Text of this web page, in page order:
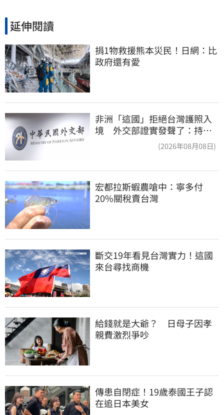
延伸閱讀
捐1物救援熊本災民！日網：比
政府還有愛
非洲「這國」拒絕台灣護照入
境 外交部證實發聲了：持續
(2026年08月08日)
宏都拉斯蝦農嗆中：寧多付
20%關稅賣台灣
斷交19年看見台灣實力！這國
來台尋找商機
給錢就是大爺？　日母子因孝
親費激烈爭吵
傳患自閉症！19歲泰國王子認
在追日本美女